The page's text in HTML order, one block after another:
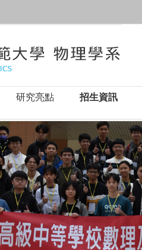
研究亮點 招生資訊